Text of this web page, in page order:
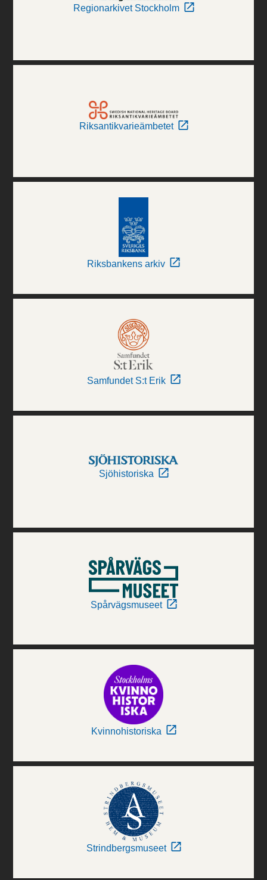
Regionarkivet Stockholm
Riksantikvarieämbetet
Riksbankens arkiv
Samfundet S:t Erik
Sjöhistoriska
Spårvägsmuseet
Kvinnohistoriska
Strindbergsmuseet